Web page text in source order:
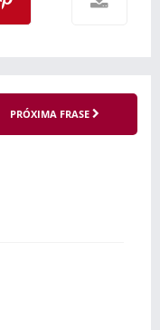
PRÓXIMA FRASE